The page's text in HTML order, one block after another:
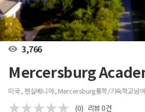
3,766
Mercersburg
미국 , 펜실베니아 , Mercersburg통학/기숙학교남
(0) 리뷰0건